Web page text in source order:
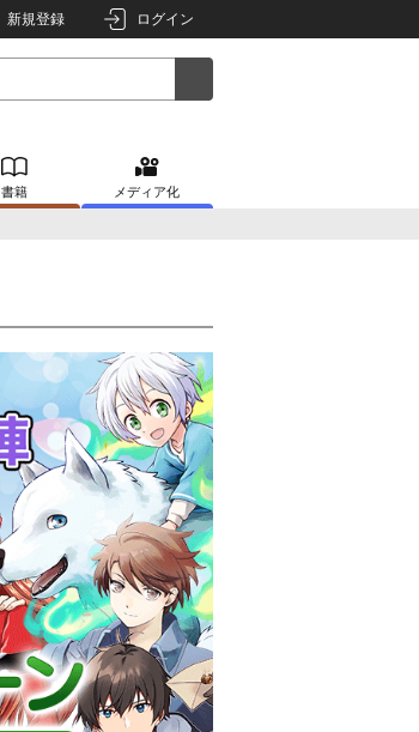
新規登録 ログイン
書籍 メディア化